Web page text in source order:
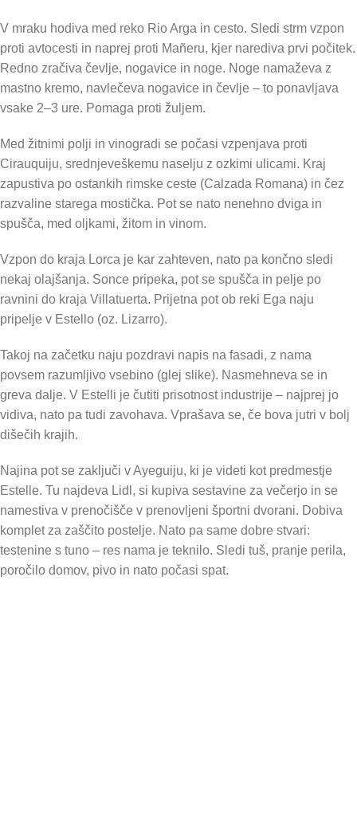
V mraku hodiva med reko Rio Arga in cesto. Sledi strm vzpon
proti avtocesti in naprej proti Mañeru, kjer narediva prvi počitek.
Redno zračiva čevlje, nogavice in noge. Noge namaževa z
mastno kremo, navlečeva nogavice in čevlje – to ponavljava
vsake 2–3 ure. Pomaga proti žuljem.
Med žitnimi polji in vinogradi se počasi vzpenjava proti
Cirauquiju, srednjeveškemu naselju z ozkimi ulicami. Kraj
zapustiva po ostankih rimske ceste (Calzada Romana) in čez
razvaline starega mostička. Pot se nato nenehno dviga in
spušča, med oljkami, žitom in vinom.
Vzpon do kraja Lorca je kar zahteven, nato pa končno sledi
nekaj olajšanja. Sonce pripeka, pot se spušča in pelje po
ravnini do kraja Villatuerta. Prijetna pot ob reki Ega naju
pripelje v Estello (oz. Lizarro).
Takoj na začetku naju pozdravi napis na fasadi, z nama
povsem razumljivo vsebino (glej slike). Nasmehneva se in
greva dalje. V Estelli je čutiti prisotnost industrije – najprej jo
vidiva, nato pa tudi zavohava. Vprašava se, če bova jutri v bolj
dišečih krajih.
Najina pot se zaključi v Ayeguiju, ki je videti kot predmestje
Estelle. Tu najdeva Lidl, si kupiva sestavine za večerjo in se
namestiva v prenočišče v prenovljeni športni dvorani. Dobiva
komplet za zaščito postelje. Nato pa same dobre stvari:
testenine s tuno – res nama je teknilo. Sledi tuš, pranje perila,
poročilo domov, pivo in nato počasi spat.